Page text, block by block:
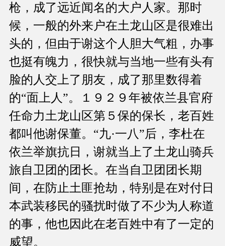
枪，成了远近闻名的大户人家。那时
候，一般的外来户在土龙山区是很难出
头的，但由于谢这个人胆大气粗，办事
也挺有魄力，很快就与当地一些有头有
脸的人交上了朋友，成了那里数得着
的“面上人”。１９２９年被依兰县官府
任命力土龙山区第５保的保长，老百姓
都叫他谢保董。“九·一八”后，李杜在
依兰举旗抗日，谢就当上了土龙山骑兵
旅自卫团的团长。在当自卫团团长期
间，在防止土匪抢劫，特别是在对付日
本武装移民的骚扰时做了不少为人称道
的事，他也因此在老百姓中有了一定的
威望。